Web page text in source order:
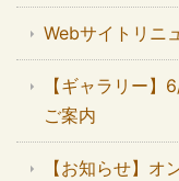
Webサイトリニ
【ギャラリー
ご案内
【お知らせ】